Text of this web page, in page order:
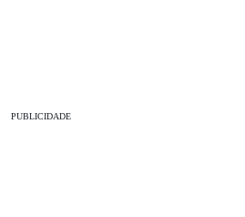
PUBLICIDADE